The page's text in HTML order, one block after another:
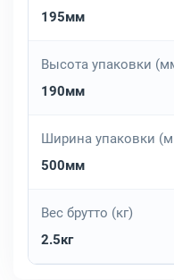
195мм
Высота упаковки
190мм
Ширина упаковки
500мм
Вес брутто (кг)
2.5кг